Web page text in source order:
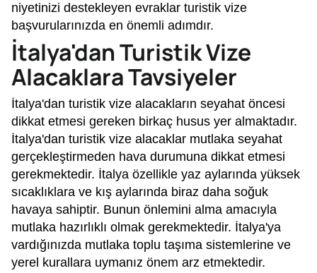
niyetinizi destekleyen evraklar turistik vize
başvurularınızda en önemli adımdır.
İtalya'dan Turistik Vize
Alacaklara Tavsiyeler
İtalya'dan turistik vize alacakların seyahat öncesi
dikkat etmesi gereken birkaç husus yer almaktadır.
İtalya'dan turistik vize alacaklar mutlaka seyahat
gerçekleştirmeden hava durumuna dikkat etmesi
gerekmektedir. İtalya özellikle yaz aylarında yüksek
sıcaklıklara ve kış aylarında biraz daha soğuk
havaya sahiptir. Bunun önlemini alma amacıyla
mutlaka hazırlıklı olmak gerekmektedir. İtalya'ya
vardığınızda mutlaka toplu taşıma sistemlerine ve
yerel kurallara uymanız önem arz etmektedir.